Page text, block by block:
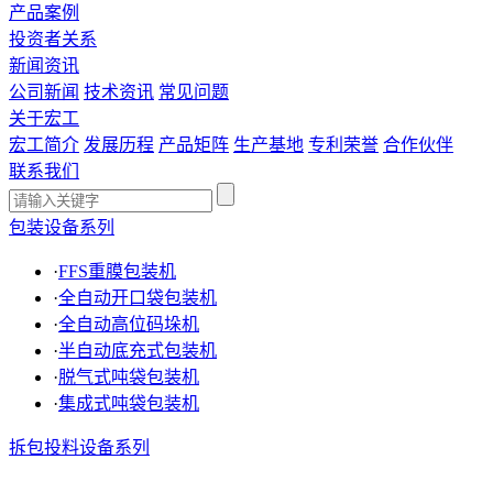
产品案例
投资者关系
新闻资讯
公司新闻 技术资讯 常见问题
关于宏工
宏工简介 发展历程 产品矩阵 生产基地 专利荣誉 合作伙伴
联系我们
包装设备系列
·FFS重膜包装机
·全自动开口袋包装机
·全自动高位码垛机
·半自动底充式包装机
·脱气式吨袋包装机
·集成式吨袋包装机
拆包投料设备系列